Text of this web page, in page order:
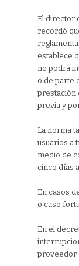
El director
recordó
establece
no podrá
o de parte
prestación
previa y
La norma
usuarios a
medio de
cinco días
En casos
o caso
En el
proveedor